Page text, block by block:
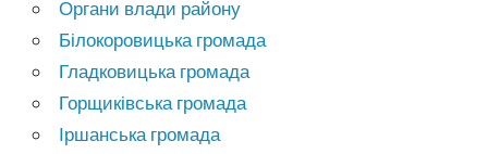
Органи влади району
Білокоровицька громада
Гладковицька громада
Горщиківська громада
Іршанська громада